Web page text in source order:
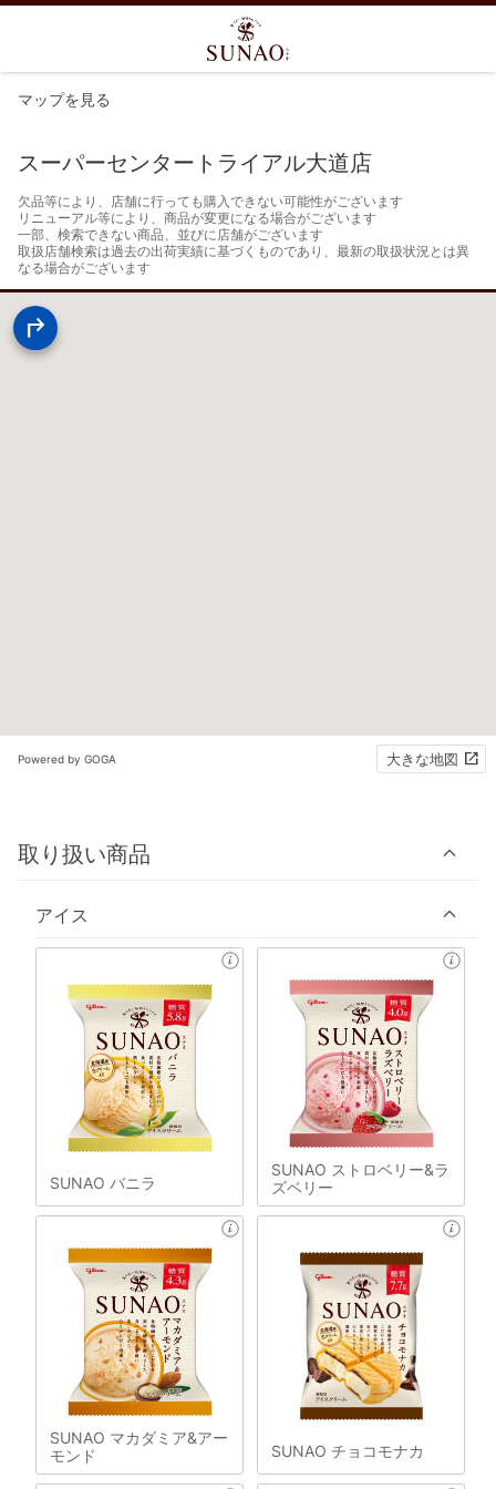
マップを見る
スーパーセンタートライアル大道店
欠品等により、店舗に行っても購入できない可能性がございます
リニューアル等により、商品が変更になる場合がございます
一部、検索できない商品、並びに店舗がございます
取扱店舗検索は過去の出荷実績に基づくものであり、最新の取扱状況とは異
なる場合がございます
Powered by GOGA 大きな地図
取り扱い商品
アイス
SUNAO バニラ
SUNAO ストロベリー&ラ
ズベリー
SUNAO マカダミア&アー
モンド
SUNAO チョコモナカ